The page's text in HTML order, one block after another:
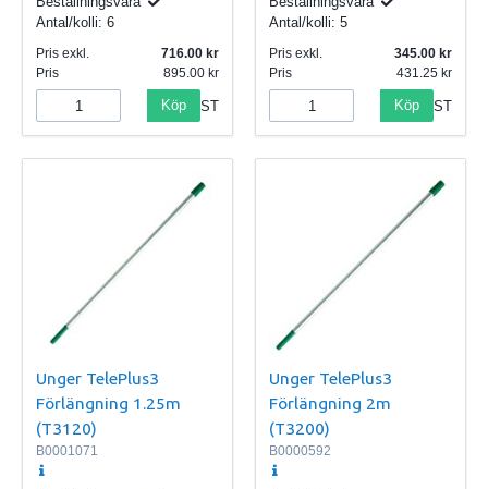
Antal/kolli: 6
Pris exkl.
716.00
Pris
895.00
Köp ST
Antal/kolli: 5
Pris exkl.
345.00
Pris
431.25
Köp ST
Unger TelePlus3
Förlängning 1.25m
(T3120)
B0001071
Unger TelePlus3
Förlängning 2m
(T3200)
B0000592